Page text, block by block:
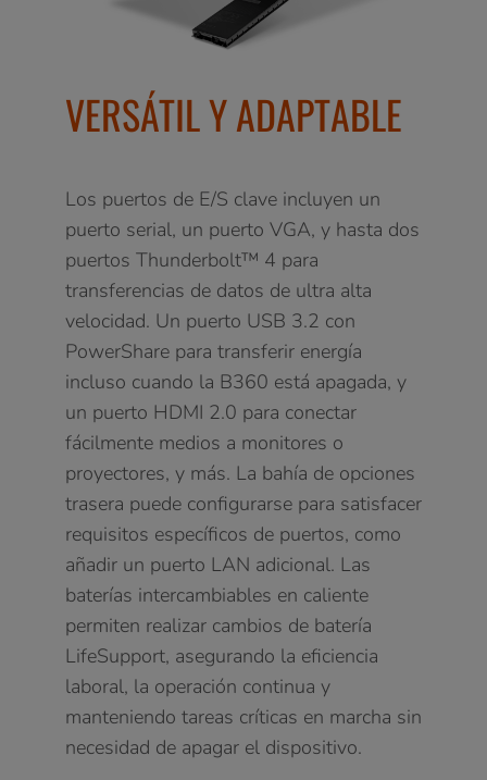
VERSÁTIL Y ADAPTABLE
Los puertos de E/S clave incluyen un
puerto serial, un puerto VGA, y hasta dos
puertos Thunderbolt™ 4 para
transferencias de datos de ultra alta
velocidad. Un puerto USB 3.2 con
PowerShare para transferir energía
incluso cuando la B360 está apagada, y
un puerto HDMI 2.0 para conectar
fácilmente medios a monitores o
proyectores, y más. La bahía de opciones
trasera puede configurarse para satisfacer
requisitos específicos de puertos, como
añadir un puerto LAN adicional. Las
baterías intercambiables en caliente
permiten realizar cambios de batería
LifeSupport, asegurando la eficiencia
laboral, la operación continua y
manteniendo tareas críticas en marcha sin
necesidad de apagar el dispositivo.